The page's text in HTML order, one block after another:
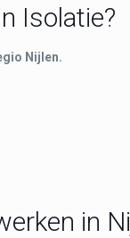
Isolatie?
Nijlen.
in